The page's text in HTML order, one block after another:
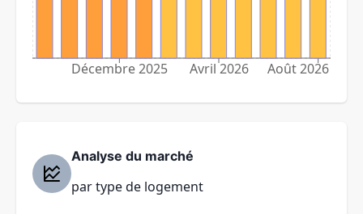
Décembre 2025 Avril 2026 Août 2026
Analyse du marché
par type de logement